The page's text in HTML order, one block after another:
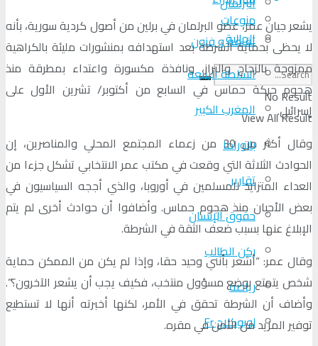
منوعات
ثقافة و فنون
No Result
View All Result
الجالية
السلطة الرابعة
المغرب الكبير
بانوراما
تقارير
حقوق الإنسان
ركن الطالب
رياضة
لوبوكلاج Fr
يشعر جيان عمر، عضو البرلمان في برلين من أصول كردية سورية، بأنه
لا يحظى بحماية الشرطة بعد استهدافه بمنشورات مليئة بالكراهية
ممزوجة بالزجاج والبراز، ونافذة مكسورة واعتداء بمطرقة منذ
هجوم حركة حماس في السابع من أكتوبر/ تشرين الأول على
إسرائيل.
وقال أكثر من 30 من زعماء المجتمع المحلي والمناصرين، إن
الحوادث الثلاثة التي وقعت في مكتب عمر الانتخابي تشكل جزءا من
العداء المتزايد للمسلمين في أوروبا، والذي أججه السياسيون في
بعض الأحيان منذ هجوم حماس. وأضافوا أن حوادث أخرى لم يتم
الإبلاغ عنها بسبب ضعف الثقة في الشرطة.
وقال عمر: “أشعر بأنني وحيد حقا، وإذا لم يكن من الممكن حماية
شخص يتمتع بوضع مسؤول منتخب، فكيف يجب أن يشعر الآخرون؟”.
وأضاف أن الشرطة تحقق في الأمر، لكنها أخبرته أنها لا تستطيع
توفير المزيد من الأمن في مقره.